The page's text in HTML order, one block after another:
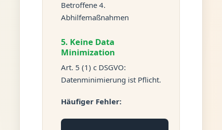
Betroffene 4.
Abhilfemaßnahmen
5. Keine Data
Minimization
Art. 5 (1) c DSGVO:
Datenminimierung ist Pflicht.
Häufiger Fehler: